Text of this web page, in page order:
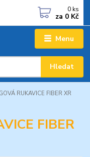
Menu
Hledat
0 ks
za 0 Kč
RUKAVICE FIBER XR
FIBER